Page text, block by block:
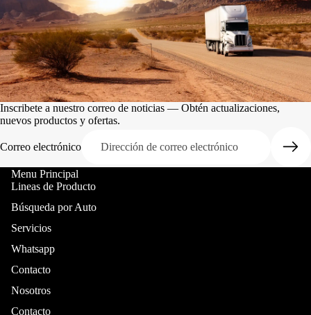
Inscribete a nuestro correo de noticias — Obtén actualizaciones,
nuevos productos y ofertas.
Correo electrónico
Menu Principal
Lineas de Producto
Búsqueda por Auto
Servicios
Whatsapp
Contacto
Nosotros
Contacto